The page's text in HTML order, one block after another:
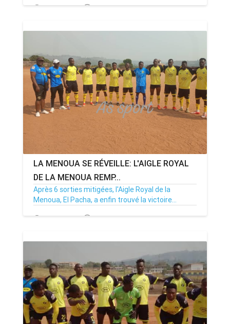
19/02/25 Par MenouActu 0
LA MENOUA SE RÉVEILLE: L'AIGLE ROYAL
DE LA MENOUA REMP...
Après 6 sorties mitigées, l'Aigle Royal de la
Menoua, El Pacha, a enfin trouvé la victoire...
26/01/25 Par MenouActu 0